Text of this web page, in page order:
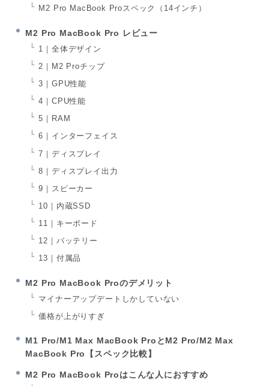
M2 Pro MacBook Proスペック（14インチ）
M2 Pro MacBook Pro レビュー
1｜全体デザイン
2｜M2 Proチップ
3｜GPU性能
4｜CPU性能
5｜RAM
6｜インターフェイス
7｜ディスプレイ
8｜ディスプレイ出力
9｜スピーカー
10｜内蔵SSD
11｜キーボード
12｜バッテリー
13｜付属品
M2 Pro MacBook Proのデメリット
マイナーアップデートしかしていない
価格が上がりすぎ
M1 Pro/M1 Max MacBook ProとM2 Pro/M2 Max
MacBook Pro【スペック比較】
M2 Pro MacBook Proはこんな人におすすめ